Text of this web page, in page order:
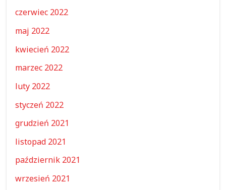
czerwiec 2022
maj 2022
kwiecień 2022
marzec 2022
luty 2022
styczeń 2022
grudzień 2021
listopad 2021
październik 2021
wrzesień 2021